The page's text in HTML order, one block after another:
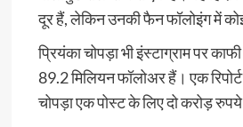
दूर हैं, लेकिन उनकी फैन फॉलोइंग में
प्रियंका चोपड़ा भी इंस्टाग्राम पर
89.2 मिलियन फॉलोअर हैं। एक
चोपड़ा एक पोस्ट के लिए दो करोड़